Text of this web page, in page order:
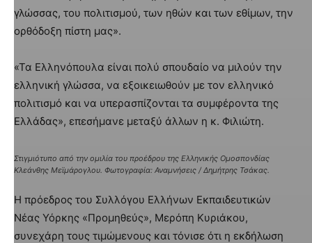
γλώσσας, του πολιτισμού, των ηθών και των εθίμων, την
ορθόδοξη πίστη μας».
«Τα Ελληνόπουλα είναι πολύ σπουδαίο να μιλούν την
ελληνική γλώσσα, να εξοικειωθούν με τον ελληνικό
πολιτισμό και να υπερασπίζονται τα συμφέροντα της
Ελλάδας», επεσήμανε μεταξύ άλλων η κ. Φιλιώτη.
Στιγμιότυπο από την ομιλία του προέδρου της Ελληνικής Ομοσπονδίας
Κλεάνθης Μεϊμάρογλου. Φωτογραφία: Αναμνήσεις / Δημήτρης Τσάκας.
Η πρόεδρος του Συλλόγου Ελλήνων Εκπαιδευτικών
Νέας Υόρκης «Προμηθεύς», Μερόπη Κυριάκου,
συνεχάρη τους τιμώμενους και τόνισε ότι η εκδήλωση